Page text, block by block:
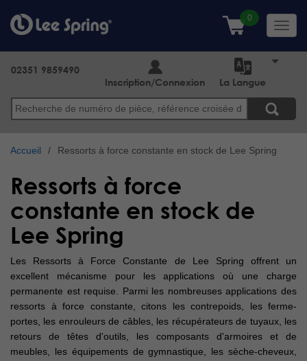
au
contenu
principal
Search
02351 9859490
Inscription/Connexion
La Langue
Accueil Ressorts à force constante en stock de Lee Spring
Ressorts à force
constante en stock de
Lee Spring
Les Ressorts à Force Constante de Lee Spring offrent un
excellent mécanisme pour les applications où une charge
permanente est requise. Parmi les nombreuses applications des
ressorts à force constante, citons les contrepoids, les ferme-
portes, les enrouleurs de câbles, les récupérateurs de tuyaux, les
retours de têtes d'outils, les composants d'armoires et de
meubles, les équipements de gymnastique, les sèche-cheveux,